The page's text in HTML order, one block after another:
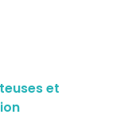
et